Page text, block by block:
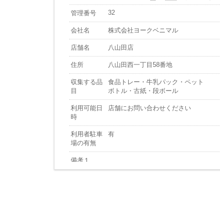
管理番号 32
会社名 株式会社ヨークベニマル
店舗名 八山田店
住所 八山田西一丁目58番地
収集する品
目
食品トレー・牛乳パック・ペット
ボトル・古紙・段ボール
利用可能日
時
店舗にお問い合わせください
利用者駐車
場の有無
有
備考１